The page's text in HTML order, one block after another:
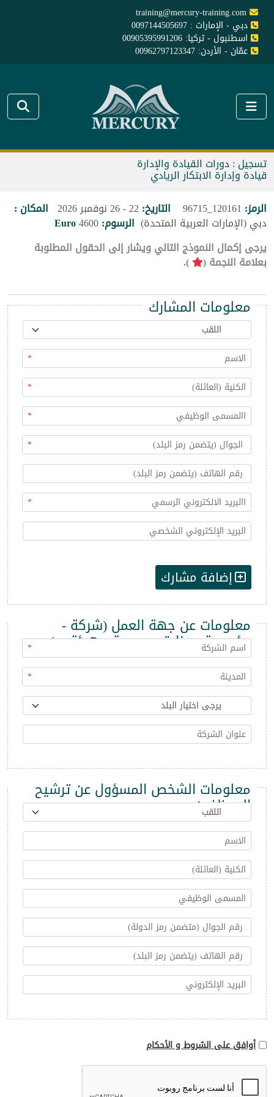
training@mercury-training.com
دبي - الإمارات : 0097144505697
اسطنبول - تركيا: 00905395991206
عمّان - الأردن: 00962797123347
تسجيل : دورات القيادة والإدارة
قيادة وإدارة الابتكار الريادي
الرمز:
التاريخ: المكان :
دبي (الإمارات العربية المتحدة) الرسوم:4600
Euro
يرجى إكمال النموذج التالي ويشار إلى الحقول المطلوبة
بعلامة النجمة ( ).
معلومات المشارك
*
*
*
*
*
إضافة مشارك
معلومات عن جهة العمل (شركة -
مؤسسة - وزارة - مديرية - هيئة ...)
*
*
معلومات الشخص المسؤول عن ترشيح
الموظفين
أوافق على الشروط و الأحكام